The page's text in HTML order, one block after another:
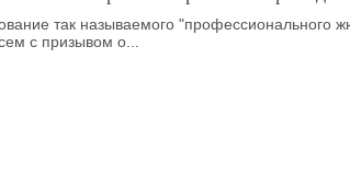
так называемого "профессионального
с призывом о...